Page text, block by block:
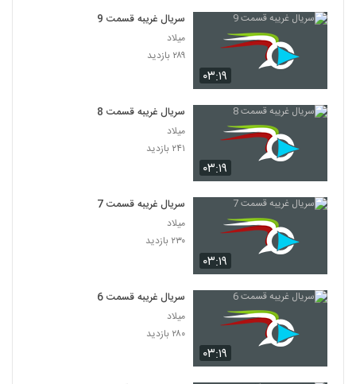
۰۳:۱۹
سریال غریبه قسمت 9
میلاد
۲۸۹ بازدید
۰۳:۱۹
سریال غریبه قسمت 8
میلاد
۲۴۱ بازدید
۰۳:۱۹
سریال غریبه قسمت 7
میلاد
۲۳۰ بازدید
۰۳:۱۹
سریال غریبه قسمت 6
میلاد
۲۸۰ بازدید